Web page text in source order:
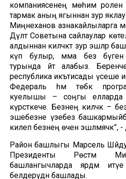
компаниясенең мөһим ролен
тармак аның ягыннан зур яклау
Миңнеханов азнакайлыларга
Дәүләт Советына сайлаулар
алдыннан киләчәктә зур эшләр
күп булыр, әмма без
турында әйтә алабыз.
республика икътисады үсеше
Федераль һәм төбәк
куелышы – соңгы елларда
күрсәткече. Безнең киләчәк –
эшебезне үзебез
килеп безнең өчен эшләмәячәк”,
Район башлыгы Марсель
Президенты Рөстәм
башлангычларда ярдәм итүе
белдерүдән башлады.